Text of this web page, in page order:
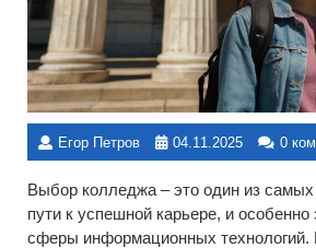
Егор Петров 04.11.2025 0
Выбор колледжа – это один из
пути к успешной карьере, и особенно
сферы информационных технологий.